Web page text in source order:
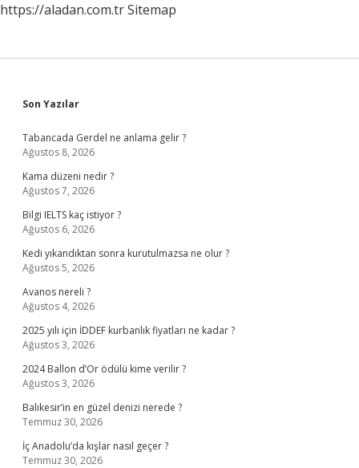
https://aladan.com.trSitemap
Sidebar
Son Yazılar
Tabancada Gerdel ne anlama gelir ?
Ağustos 8, 2026
Kama düzeni nedir ?
Ağustos 7, 2026
Bilgi IELTS kaç istiyor ?
Ağustos 6, 2026
Kedi yıkandıktan sonra kurutulmazsa ne olur ?
Ağustos 5, 2026
Avanos nereli ?
Ağustos 4, 2026
2025 yılı için İDDEF kurbanlık fiyatları ne kadar ?
Ağustos 3, 2026
2024 Ballon d’Or ödülü kime verilir ?
Ağustos 3, 2026
Balıkesir’in en güzel denizi nerede ?
Temmuz 30, 2026
İç Anadolu’da kışlar nasıl geçer ?
Temmuz 30, 2026